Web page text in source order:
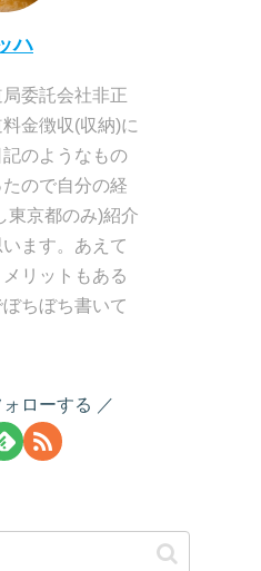
ハ
委託会社非正
金徴収(収納)に
のようなもの
ので自分の経
東京都のみ)紹介
ます。あえて
リットもある
ちぼち書いて
ローする